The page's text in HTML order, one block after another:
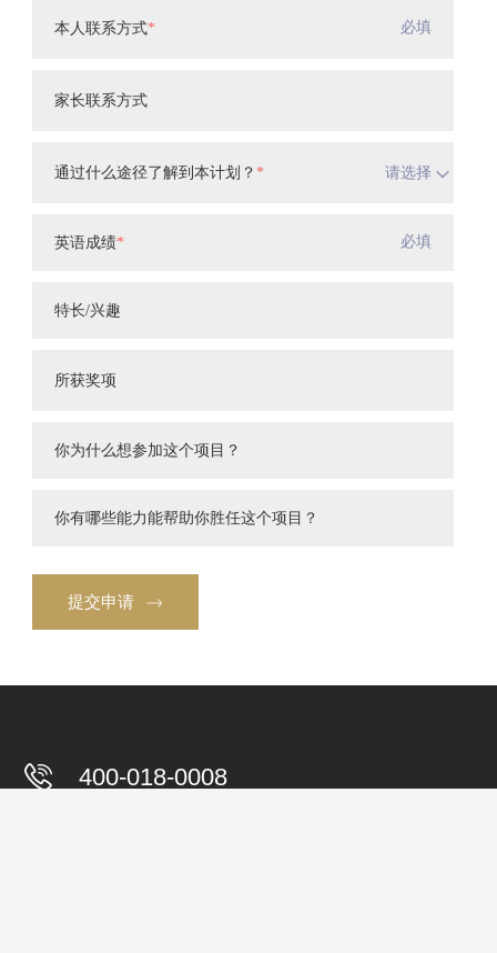
本人联系方式*
家长联系方式
通过什么途径了解到本计划？ * 请选择
英语成绩*
特长/兴趣
所获奖项
你为什么想参加这个项目？
你有哪些能力能帮助你胜任这个项目？
提交申请
400-018-0008